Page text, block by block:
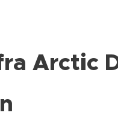
Arctic